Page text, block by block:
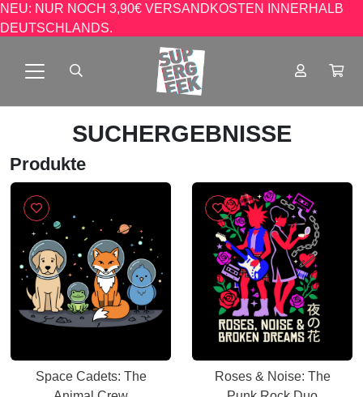
NEU: NUR NOCH 3,90€ VERSANDKOSTEN INNERHALB
DEUTSCHLANDS.
SUCHERGEBNISSE
Produkte
Space Cadets: The
Roses & Noise: The